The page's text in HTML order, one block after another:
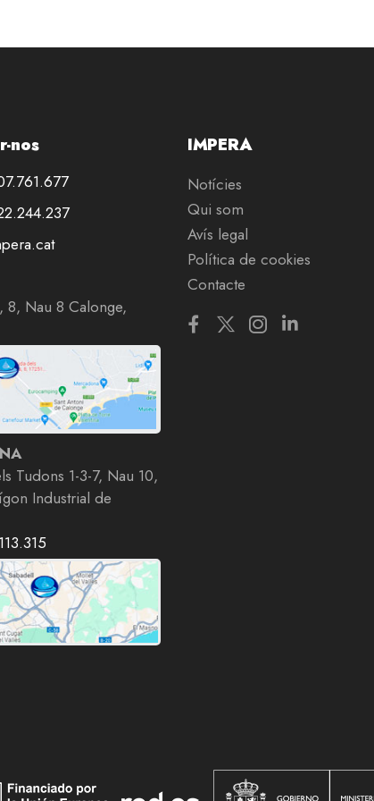
nos
8, Nau 8 Calonge,
Tudons 1-3-7, Nau 10,
Industrial de
IMPERA
Notícies
Qui som
Avís legal
Política de cookies
Contacte